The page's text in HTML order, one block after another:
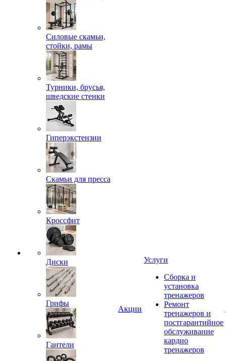
Силовые скамьи,
стойки, рамы
Турники, брусья,
шведские стенки
Гиперэкстензии
Скамьи для пресса
Кроссфит
Диски
Грифы
Гантели
Акции
Услуги
Сборка и
установка
тренажеров
Ремонт
тренажеров и
постгарантийное
обслуживание
кардио
тренажеров